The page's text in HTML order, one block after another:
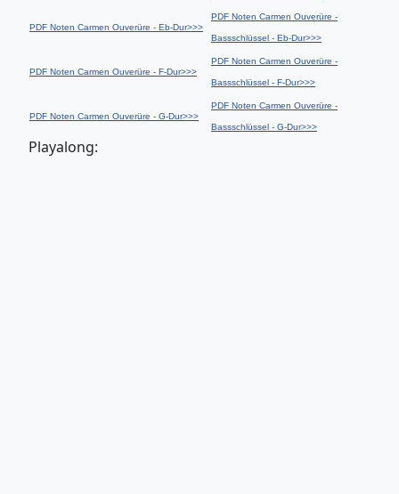
PDF Noten Carmen Ouverüre - Eb-Dur>>>
PDF Noten Carmen Ouverüre -
Bassschlüssel - Eb-Dur>>>
PDF Noten Carmen Ouverüre - F-Dur>>>
PDF Noten Carmen Ouverüre -
Bassschlüssel - F-Dur>>>
PDF Noten Carmen Ouverüre - G-Dur>>>
PDF Noten Carmen Ouverüre -
Bassschlüssel - G-Dur>>>
Playalong: